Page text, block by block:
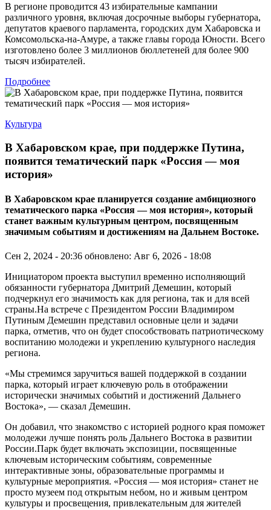
В регионе проводится 43 избирательные кампании
различного уровня, включая досрочные выборы губернатора,
депутатов краевого парламента, городских дум Хабаровска и
Комсомольска-на-Амуре, а также главы города Юности. Всего
изготовлено более 3 миллионов бюллетеней для более 900
тысяч избирателей.
Подробнее
Культура
В Хабаровском крае, при поддержке Путина,
появится тематический парк «Россия — моя
история»
В Хабаровском крае планируется создание амбициозного
тематического парка «Россия — моя история», который
станет важным культурным центром, посвященным
значимым событиям и достижениям на Дальнем Востоке.
Сен 2, 2024 - 20:36 обновлено: Авг 6, 2026 - 18:08
Инициатором проекта выступил временно исполняющий
обязанности губернатора Дмитрий Демешин, который
подчеркнул его значимость как для региона, так и для всей
страны.На встрече с Президентом России Владимиром
Путиным Демешин представил основные цели и задачи
парка, отметив, что он будет способствовать патриотическому
воспитанию молодежи и укреплению культурного наследия
региона.
«Мы стремимся заручиться вашей поддержкой в создании
парка, который играет ключевую роль в отображении
исторически значимых событий и достижений Дальнего
Востока», — сказал Демешин.
Он добавил, что знакомство с историей родного края поможет
молодежи лучше понять роль Дальнего Востока в развитии
России.Парк будет включать экспозиции, посвященные
ключевым историческим событиям, современные
интерактивные зоны, образовательные программы и
культурные мероприятия. «Россия — моя история» станет не
просто музеем под открытым небом, но и живым центром
культуры и просвещения, привлекательным для жителей